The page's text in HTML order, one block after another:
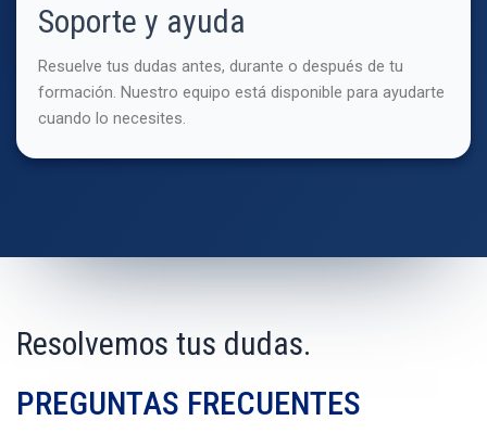
Soporte y ayuda
Resuelve tus dudas antes, durante o después de tu
formación. Nuestro equipo está disponible para ayudarte
cuando lo necesites.
Resolvemos tus dudas.
PREGUNTAS FRECUENTES